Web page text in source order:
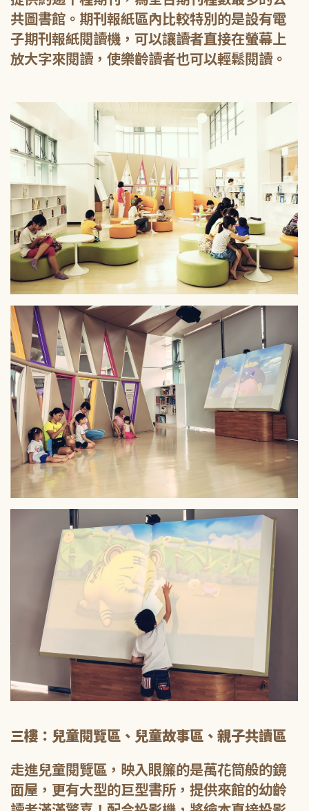
共圖書館。期刊報紙區內比較特別的是設有電
子期刊報紙閱讀機，可以讓讀者直接在螢幕上
放大字來閱讀，使樂齡讀者也可以輕鬆閱讀。
三樓：兒童閱覽區、兒童故事區、親子共讀區
走進兒童閱覽區，映入眼簾的是萬花筒般的鏡
面屋，更有大型的巨型書所，提供來館的幼齡